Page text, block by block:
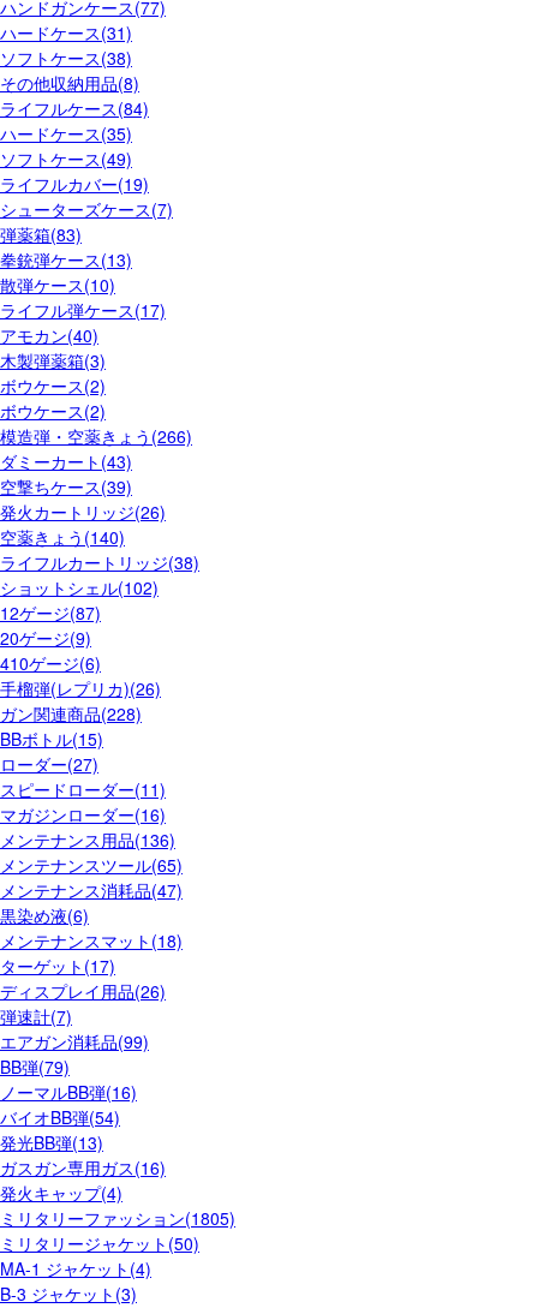
ハンドガンケース(77)
ハードケース(31)
ソフトケース(38)
その他収納用品(8)
ライフルケース(84)
ハードケース(35)
ソフトケース(49)
ライフルカバー(19)
シューターズケース(7)
弾薬箱(83)
拳銃弾ケース(13)
散弾ケース(10)
ライフル弾ケース(17)
アモカン(40)
木製弾薬箱(3)
ボウケース(2)
ボウケース(2)
模造弾・空薬きょう(266)
ダミーカート(43)
空撃ちケース(39)
発火カートリッジ(26)
空薬きょう(140)
ライフルカートリッジ(38)
ショットシェル(102)
12ゲージ(87)
20ゲージ(9)
410ゲージ(6)
手榴弾(レプリカ)(26)
ガン関連商品(228)
BBボトル(15)
ローダー(27)
スピードローダー(11)
マガジンローダー(16)
メンテナンス用品(136)
メンテナンスツール(65)
メンテナンス消耗品(47)
黒染め液(6)
メンテナンスマット(18)
ターゲット(17)
ディスプレイ用品(26)
弾速計(7)
エアガン消耗品(99)
BB弾(79)
ノーマルBB弾(16)
バイオBB弾(54)
発光BB弾(13)
ガスガン専用ガス(16)
発火キャップ(4)
ミリタリーファッション(1805)
ミリタリージャケット(50)
MA-1 ジャケット(4)
B-3 ジャケット(3)